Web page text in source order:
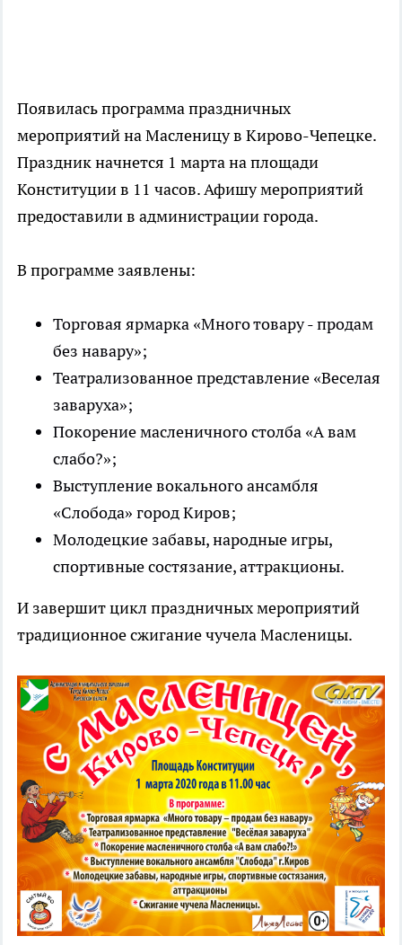
Появилась программа праздничных
мероприятий на Масленицу в Кирово-Чепецке.
Праздник начнется 1 марта на площади
Конституции в 11 часов. Афишу мероприятий
предоставили в администрации города.
В программе заявлены:
Торговая ярмарка «Много товару - продам
без навару»;
Театрализованное представление «Веселая
заваруха»;
Покорение масленичного столба «А вам
слабо?»;
Выступление вокального ансамбля
«Слобода» город Киров;
Молодецкие забавы, народные игры,
спортивные состязание, аттракционы.
И завершит цикл праздничных мероприятий
традиционное сжигание чучела Масленицы.